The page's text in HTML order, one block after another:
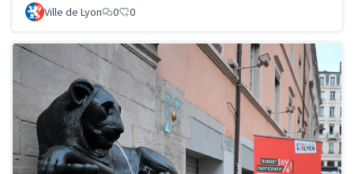
Ville de Lyon 0 0